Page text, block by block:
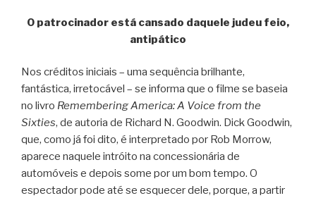
O patrocinador está cansado daquele judeu feio,
antipático
Nos créditos iniciais – uma sequência brilhante,
fantástica, irretocável – se informa que o filme se baseia
no livro Remembering America: A Voice from the
Sixties, de autoria de Richard N. Goodwin. Dick Goodwin,
que, como já foi dito, é interpretado por Rob Morrow,
aparece naquele intróito na concessionária de
automóveis e depois some por um bom tempo. O
espectador pode até se esquecer dele, porque, a partir